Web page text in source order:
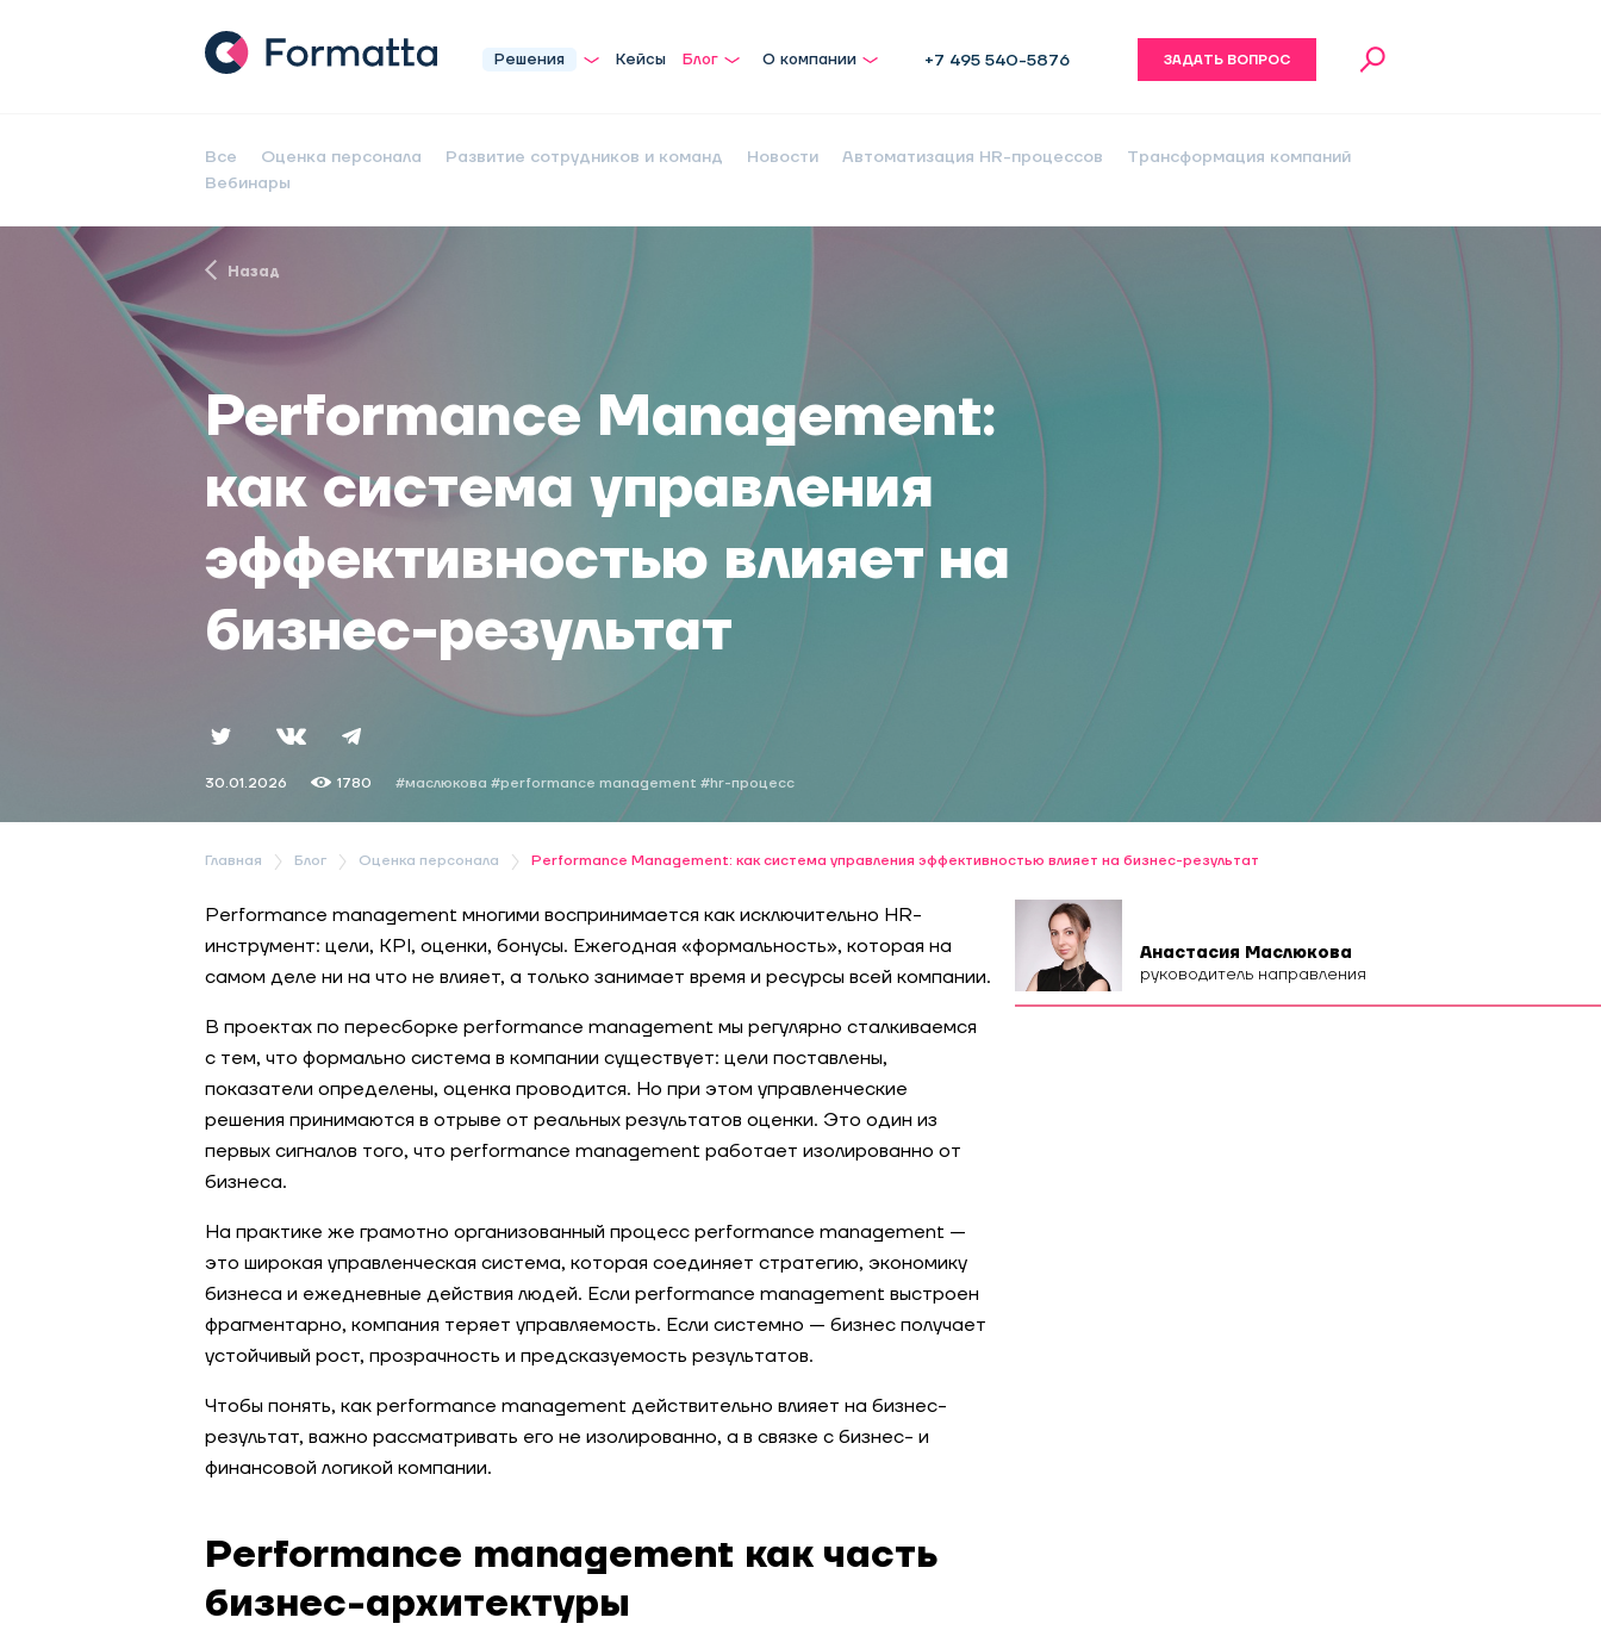
Решения Кейсы Блог О компании +7 495 540-5876 ЗАДАТЬ ВОПРОС
Все Оценка персонала Развитие сотрудников и команд Новости Автоматизация HR-процессов
Трансформация компаний
Вебинары
Назад
Performance Management:
как система управления
эффективностью влияет на
бизнес-результат
30.01.2026 1780 #маслюкова #performance management #hr-процесс
Главная Блог Оценка персонала Performance Management: как система управления эффективностью влияет на бизнес-результат
Анастасия Маслюкова
руководитель направления
Performance management многими воспринимается как исключительно HR-
инструмент: цели, KPI, оценки, бонусы. Ежегодная «формальность», которая на
самом деле ни на что не влияет, а только занимает время и ресурсы всей компании.
В проектах по пересборке performance management мы регулярно сталкиваемся
с тем, что формально система в компании существует: цели поставлены,
показатели определены, оценка проводится. Но при этом управленческие
решения принимаются в отрыве от реальных результатов оценки. Это один из
первых сигналов того, что performance management работает изолированно от
бизнеса.
На практике же грамотно организованный процесс performance management —
это широкая управленческая система, которая соединяет стратегию, экономику
бизнеса и ежедневные действия людей. Если performance management выстроен
фрагментарно, компания теряет управляемость. Если системно — бизнес получает
устойчивый рост, прозрачность и предсказуемость результатов.
Чтобы понять, как performance management действительно влияет на бизнес-
результат, важно рассматривать его не изолированно, а в связке с бизнес- и
финансовой логикой компании.
Performance management как часть
бизнес-архитектуры